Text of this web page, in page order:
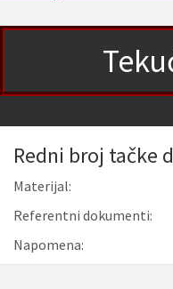
Redni broj tačke
Materijal:
Referentni dokumenti:
Napomena: